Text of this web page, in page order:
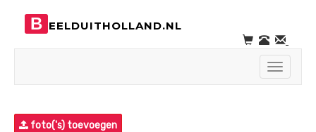
B EELDUITHOLLAND.NL
Toggle
foto('s) toevoegen